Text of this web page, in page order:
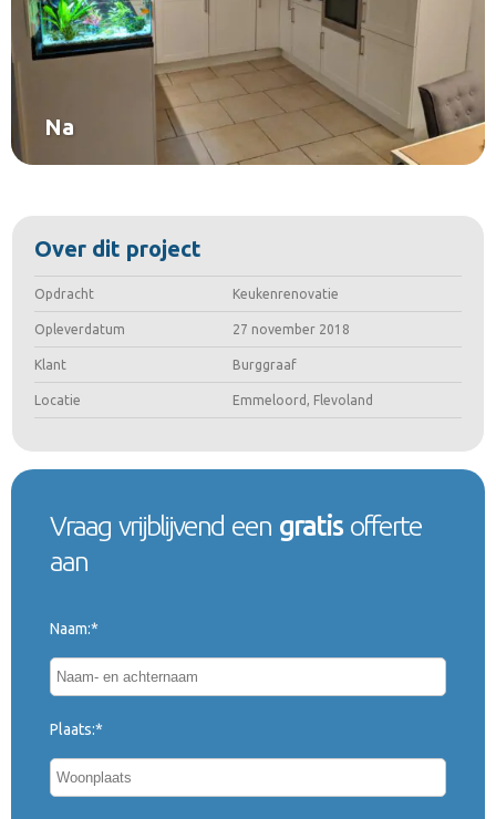
Na
Over dit project
Opdracht Keukenrenovatie
Opleverdatum 27 november 2018
Klant Burggraaf
Locatie Emmeloord, Flevoland
Vraag vrijblijvend een gratisofferte
aan
Naam:*
Plaats:*